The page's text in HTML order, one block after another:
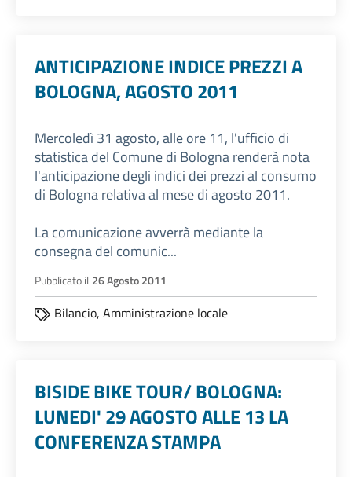
ANTICIPAZIONE INDICE PREZZI A
BOLOGNA, AGOSTO 2011
Mercoledì 31 agosto, alle ore 11, l'ufficio di
statistica del Comune di Bologna renderà nota
l'anticipazione degli indici dei prezzi al consumo
di Bologna relativa al mese di agosto 2011.
La comunicazione avverrà mediante la
consegna del comunic...
Pubblicato il 26 Agosto 2011
Bilancio, Amministrazione locale
BISIDE BIKE TOUR/ BOLOGNA:
LUNEDI' 29 AGOSTO ALLE 13 LA
CONFERENZA STAMPA